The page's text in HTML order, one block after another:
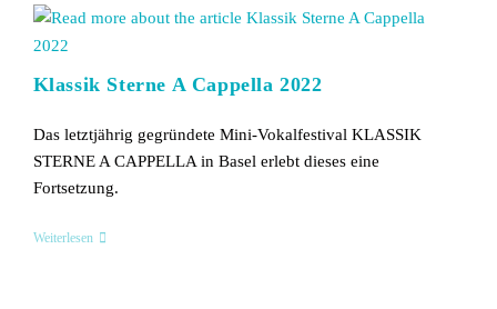
Klassik Sterne A Cappella 2022
Das letztjährig gegründete Mini-Vokalfestival KLASSIK
STERNE A CAPPELLA in Basel erlebt dieses eine
Fortsetzung.
WeiterlesenKlassik